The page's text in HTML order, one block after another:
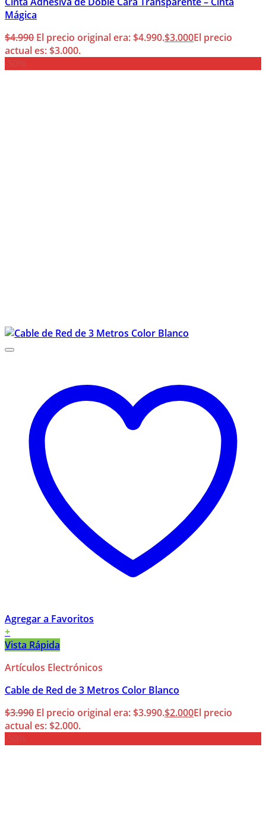
Mágica
$4.990 El precio original era: $4.990.$3.000El precio
actual es: $3.000.
Agregar a Favoritos
+
Vista Rápida
Artículos Electrónicos
Cable de Red de 3 Metros Color Blanco
$3.990 El precio original era: $3.990.$2.000El precio
actual es: $2.000.